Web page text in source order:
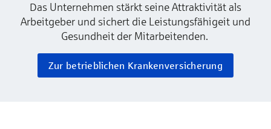
Das Unternehmen stärkt seine Attraktivität als
Arbeitgeber und sichert die Leistungsfähigeit und
Gesundheit der Mitarbeitenden.
Zur betrieblichen Krankenversicherung